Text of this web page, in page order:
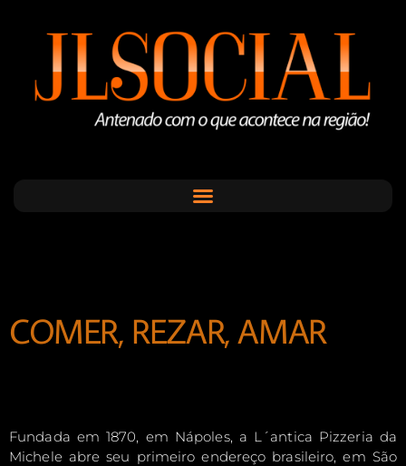
COMER, REZAR, AMAR
Fundada em 1870, em Nápoles, a L´antica Pizzeria da
Michele abre seu primeiro endereço brasileiro, em São